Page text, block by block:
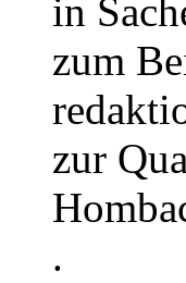
in
zum
zur
.